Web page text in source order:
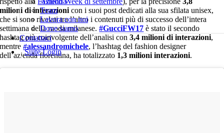
Team
Lavora con noi
Dove siamo
Contattaci
Suite Login
milioni di interazionicon i suoi post dedicati alla sua sfilata unisex,
che si sono rivelati tra l’altro i contenuti più di successo dell’intera
settimana della moda milanese.#GucciFW17 è stato il secondo
hashtag più coinvolgente dell’analisi con 3,4 milioni di interazioni,
mentre#alessandromichele, l’hashtag del fashion designer
dell’azienda fiorentina, ha totalizzato 1,3 milioni interazioni.